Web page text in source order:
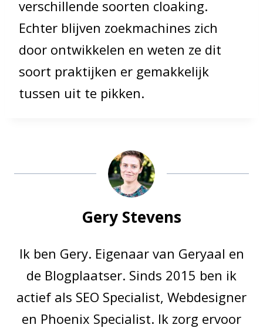
verschillende soorten cloaking.
Echter blijven zoekmachines zich
door ontwikkelen en weten ze dit
soort praktijken er gemakkelijk
tussen uit te pikken.
Gery Stevens
Ik ben Gery. Eigenaar van Geryaal en
de Blogplaatser. Sinds 2015 ben ik
actief als SEO Specialist, Webdesigner
en Phoenix Specialist. Ik zorg ervoor